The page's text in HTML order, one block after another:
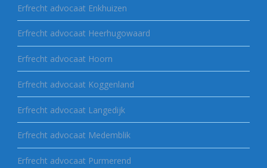
Erfrecht advocaat Enkhuizen
Erfrecht advocaat Heerhugowaard
Erfrecht advocaat Hoorn
Erfrecht advocaat Koggenland
Erfrecht advocaat Langedijk
Erfrecht advocaat Medemblik
Erfrecht advocaat Purmerend